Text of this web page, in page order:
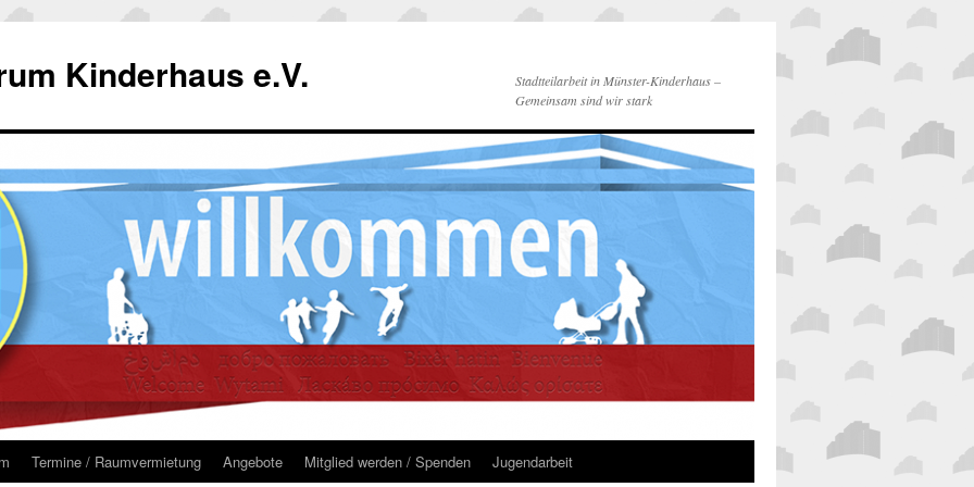
Kinderhaus e.V.
Stadtteilarbeit in Münster-Kinderhaus –
Gemeinsam sind wir stark
Termine / Raumvermietung Angebote Mitglied werden / Spenden Jugendarbeit